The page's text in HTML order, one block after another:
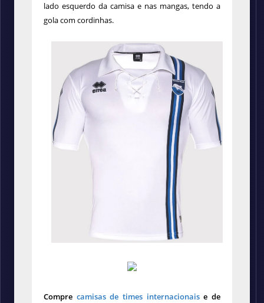
lado esquerdo da camisa e nas mangas, tendo a
gola com cordinhas.
Compre camisas de times internacionaise de